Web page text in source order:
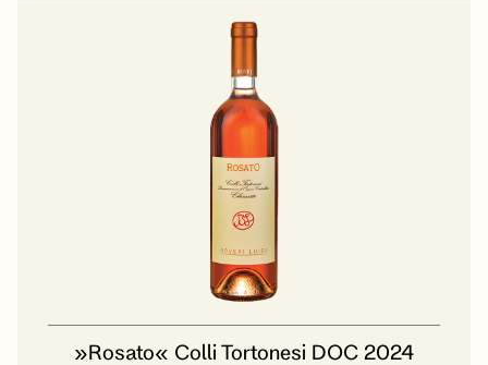
»Rosato« Colli Tortonesi DOC 2024